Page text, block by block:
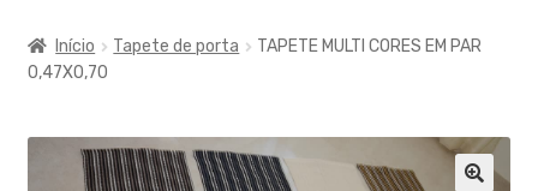
Início Tapete de porta
TAPETE MULTI CORES EM PAR
0,47X0,70